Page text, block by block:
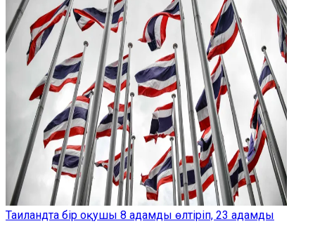
Таиландта бір оқушы 8 адамды өлтіріп, 23 адамды